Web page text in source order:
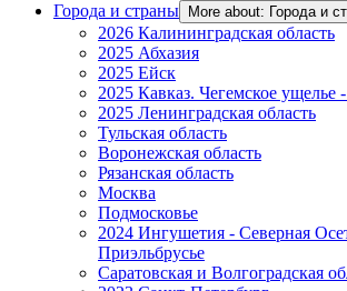
Города и страны
More about: Города и
2026 Калининградская область
2025 Абхазия
2025 Ейск
2025 Кавказ. Чегемское ущелье
2025 Ленинградская область
Тульская область
Воронежская область
Рязанская область
Москва
Подмосковье
2024 Ингушетия - Северная
Приэльбрусье
Саратовская и Волгоградская